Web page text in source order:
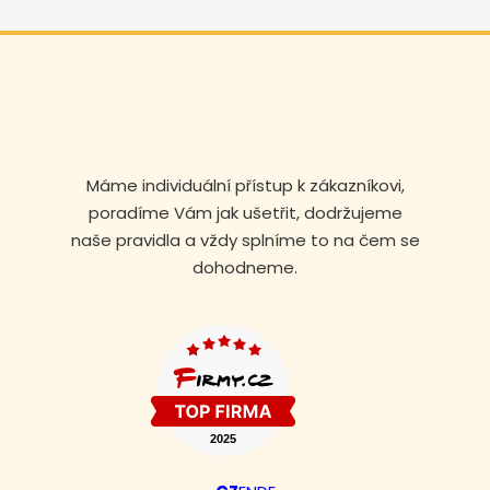
Máme individuální přístup k zákazníkovi,
poradíme Vám jak ušetřit, dodržujeme
naše pravidla a vždy splníme to na čem se
dohodneme.
+420 608 105 106